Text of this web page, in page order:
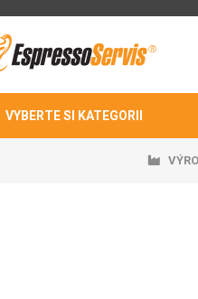
VYBERTE SI KATEGORII